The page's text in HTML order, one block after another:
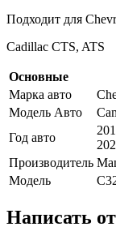
Подходит для
Cadillac CTS, ATS
Основные
Марка авто
Модель Авто
Год авто
Производитель
Модель
Написать